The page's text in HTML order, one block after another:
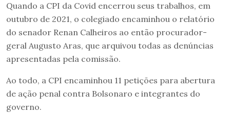
Quando a CPI da Covid encerrou seus trabalhos, em
outubro de 2021, o colegiado encaminhou o relatório
do senador Renan Calheiros ao então procurador-
geral Augusto Aras, que arquivou todas as denúncias
apresentadas pela comissão.
Ao todo, a CPI encaminhou 11 petições para abertura
de ação penal contra Bolsonaro e integrantes do
governo.